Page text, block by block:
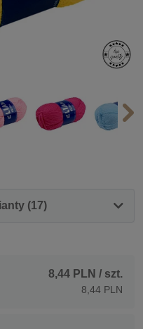
(17)
8,44 PLN / szt.
8,44 PLN